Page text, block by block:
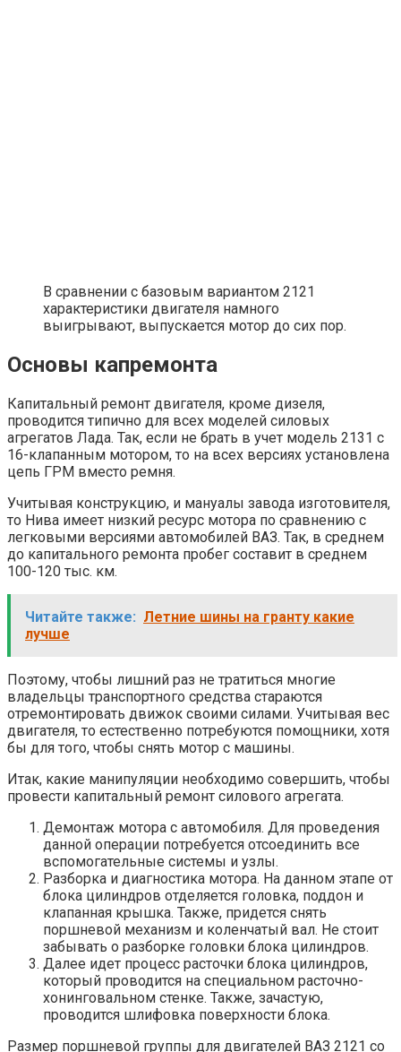
В сравнении с базовым вариантом 2121
характеристики двигателя намного
выигрывают, выпускается мотор до сих пор.
Основы капремонта
Капитальный ремонт двигателя, кроме дизеля,
проводится типично для всех моделей силовых
агрегатов Лада. Так, если не брать в учет модель 2131 с
16-клапанным мотором, то на всех версиях установлена
цепь ГРМ вместо ремня.
Учитывая конструкцию, и мануалы завода изготовителя,
то Нива имеет низкий ресурс мотора по сравнению с
легковыми версиями автомобилей ВАЗ. Так, в среднем
до капитального ремонта пробег составит в среднем
100-120 тыс. км.
Читайте также: Летние шины на гранту какие
лучше
Поэтому, чтобы лишний раз не тратиться многие
владельцы транспортного средства стараются
отремонтировать движок своими силами. Учитывая вес
двигателя, то естественно потребуются помощники, хотя
бы для того, чтобы снять мотор с машины.
Итак, какие манипуляции необходимо совершить, чтобы
провести капитальный ремонт силового агрегата.
Демонтаж мотора с автомобиля. Для проведения
данной операции потребуется отсоединить все
вспомогательные системы и узлы.
Разборка и диагностика мотора. На данном этапе от
блока цилиндров отделяется головка, поддон и
клапанная крышка. Также, придется снять
поршневой механизм и коленчатый вал. Не стоит
забывать о разборке головки блока цилиндров.
Далее идет процесс расточки блока цилиндров,
который проводится на специальном расточно-
хонинговальном стенке. Также, зачастую,
проводится шлифовка поверхности блока.
Размер поршневой группы для двигателей ВАЗ 2121 со